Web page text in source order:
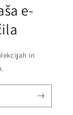
e-
in